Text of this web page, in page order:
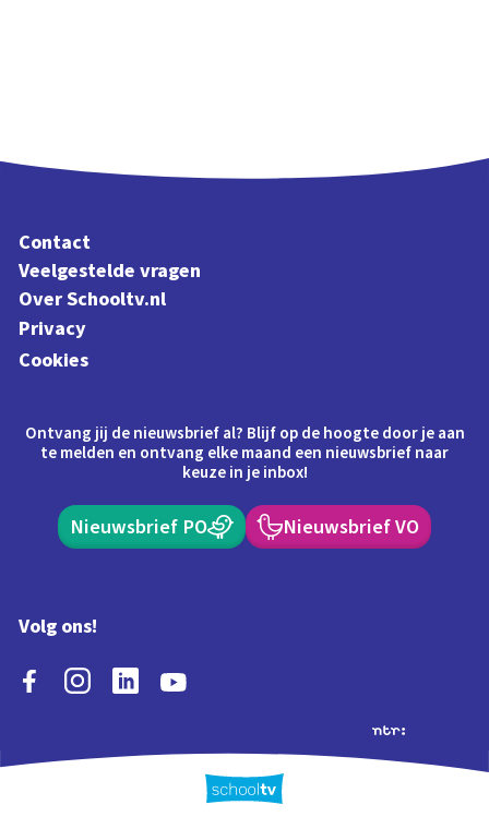
Contact
Veelgestelde vragen
Over Schooltv.nl
Privacy
Cookies
Ontvang jij de nieuwsbrief al? Blijf op de hoogte door je aan
te melden en ontvang elke maand een nieuwsbrief naar
keuze in je inbox!
Nieuwsbrief PO Nieuwsbrief VO
Volg ons!